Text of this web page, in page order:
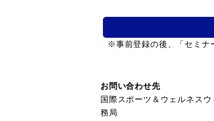
※事前登録の後、「セミナ
お問い合わせ先
国際スポーツ＆ウェルネス
務局